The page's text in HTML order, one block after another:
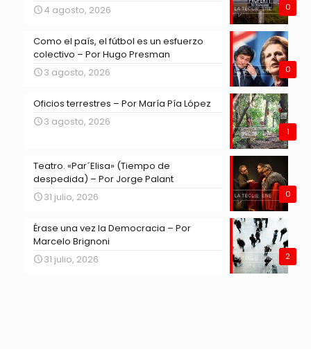
0
4 agosto, 2026
0
Como el país, el fútbol es un esfuerzo
colectivo – Por Hugo Presman
3 agosto, 2026
1
Oficios terrestres – Por María Pía López
3 agosto, 2026
0
Teatro. «Par´Elisa» (Tiempo de
despedida) – Por Jorge Palant
31 julio, 2026
2
Érase una vez la Democracia – Por
Marcelo Brignoni
31 julio, 2026